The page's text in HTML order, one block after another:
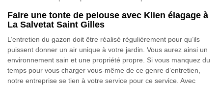
Faire une tonte de pelouse avec Klien élagage à
La Salvetat Saint Gilles
L’entretien du gazon doit être réalisé régulièrement pour qu’ils
puissent donner un air unique à votre jardin. Vous aurez ainsi un
environnement sain et une propriété propre. Si vous manquez du
temps pour vous charger vous-même de ce genre d’entretien,
notre entreprise se tien à votre service pour ce service. Avec